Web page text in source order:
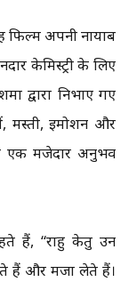
फिल्म अपनी नायाब
केमिस्ट्री के लिए
द्वारा निभाए गए
मस्ती, इमोशन और
एक मजेदार अनुभव
हैं, “राहु केतु उन
हैं और मजा लेते हैं।